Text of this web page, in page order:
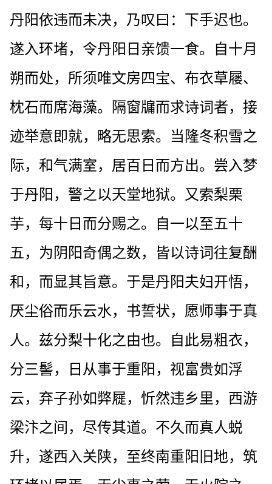
丹阳依违而未决，乃叹曰：下手迟也。
遂入环堵，令丹阳日亲馈一食。自十月
朔而处，所须唯文房四宝、布衣草屦、
枕石而席海藻。隔窗牖而求诗词者，接
迹举意即就，略无思索。当隆冬积雪之
际，和气满室，居百日而方出。尝入梦
于丹阳，警之以天堂地狱。又索梨栗
芋，每十日而分赐之。自一以至五十
五，为阴阳奇偶之数，皆以诗词往复酬
和，而显其旨意。于是丹阳夫妇开悟，
厌尘俗而乐云水，书誓状，愿师事于真
人。兹分梨十化之由也。自此易粗衣，
分三髻，日从事于重阳，视富贵如浮
云，弃子孙如弊屣，忻然违乡里，西游
梁汴之间，尽传其道。不久而真人蜕
升，遂西入关陕，至终南重阳旧地，筑